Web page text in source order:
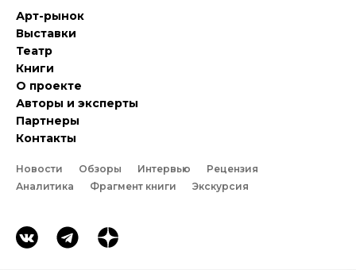
Арт-рынок
Выставки
Театр
Книги
О проекте
Авторы и эксперты
Партнеры
Контакты
Новости Обзоры Интервью
Рецензия
Аналитика
Фрагмент книги Экскурсия